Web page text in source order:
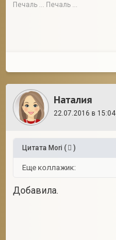
Печаль ... Печаль ...
Наталия
22.07.2016 в 15:04
Цитата Mori ( )
Еще коллажик:
Добавила.